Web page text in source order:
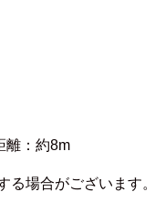
離：約8m
る場合がございます